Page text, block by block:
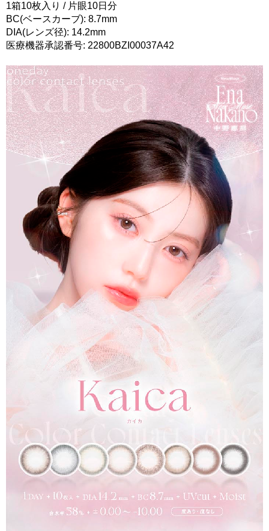
1箱10枚入り / 片眼10日分
BC(ベースカーブ): 8.7mm
DIA(レンズ径): 14.2mm
医療機器承認番号: 22800BZI00037A42